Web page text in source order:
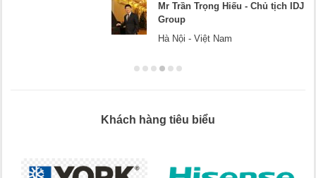
Mr Trần Trọng Hiếu - Chủ tịch IDJ
Group
Hà Nội - Việt Nam
Khách hàng tiêu biểu